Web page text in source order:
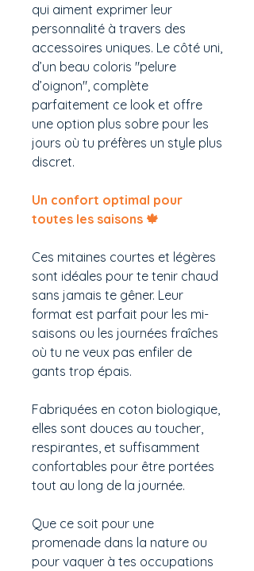
qui aiment exprimer leur
personnalité à travers des
accessoires uniques. Le côté uni,
d’un beau coloris "pelure
d’oignon", complète
parfaitement ce look et offre
une option plus sobre pour les
jours où tu préfères un style plus
discret.
Un confort optimal pour
toutes les saisons 🍁
Ces mitaines courtes et légères
sont idéales pour te tenir chaud
sans jamais te gêner. Leur
format est parfait pour les mi-
saisons ou les journées fraîches
où tu ne veux pas enfiler de
gants trop épais.
Fabriquées en coton biologique,
elles sont douces au toucher,
respirantes, et suffisamment
confortables pour être portées
tout au long de la journée.
Que ce soit pour une
promenade dans la nature ou
pour vaquer à tes occupations